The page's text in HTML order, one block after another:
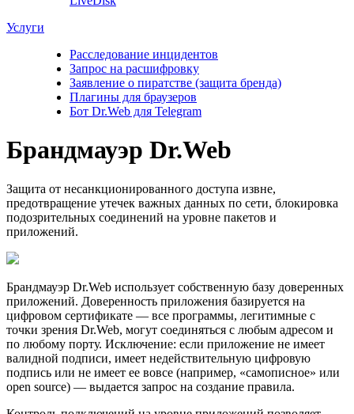
Услуги
Расследование инцидентов
Запрос на расшифровку
Заявление о пиратстве (защита бренда)
Плагины для браузеров
Бот Dr.Web для Telegram
Брандмауэр Dr.Web
Защита от несанкционированного доступа извне,
предотвращение утечек важных данных по сети, блокировка
подозрительных соединений на уровне пакетов и
приложений.
Брандмауэр Dr.Web использует собственную базу доверенных
приложений. Доверенность приложения базируется на
цифровом сертификате — все программы, легитимные с
точки зрения Dr.Web, могут соединяться с любым адресом и
по любому порту. Исключение: если приложение не имеет
валидной подписи, имеет недействительную цифровую
подпись или не имеет ее вовсе (например, «самописное» или
open source) — выдается запрос на создание правила.